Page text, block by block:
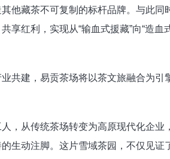
他藏茶不可复制的标杆品牌。与此
享红利，实现从“输血式援藏”向“造
共建，易贡茶场将以茶文旅融合为
，从传统茶场转变为高原现代化企
生动注脚。这片雪域茶园，不仅见